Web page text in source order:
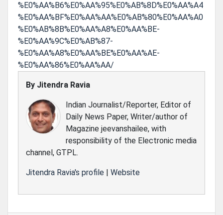
%E0%AA%B6%E0%AA%95%E0%AB%8D%E0%AA%A4
%E0%AA%BF%E0%AA%AA%E0%AB%80%E0%AA%A0
%E0%AB%8B%E0%AA%A8%E0%AA%BE-
%E0%AA%9C%E0%AB%87-
%E0%AA%A8%E0%AA%BE%E0%AA%AE-
%E0%AA%86%E0%AA%AA/
By Jitendra Ravia
Indian Journalist/Reporter, Editor of
Daily News Paper, Writer/author of
Magazine jeevanshailee, with
responsibility of the Electronic media
channel, GTPL.
Jitendra Ravia's profile | Website